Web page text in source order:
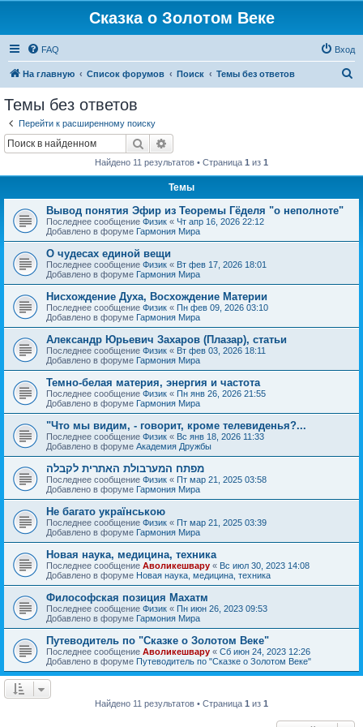
Сказка о Золотом Веке
FAQ Вход
На главную Список форумов Поиск Темы без ответов
Темы без ответов
Перейти к расширенному поиску
Поиск
Найдено 11 результатов • Страница 1 из 1
Темы
Вывод понятия Эфир из Теоремы Гёделя "о неполноте"
Последнее сообщение Физик « Чт апр 16, 2026 22:12
Добавлено в форуме Гармония Мира
О чудесах единой вещи
Последнее сообщение Физик « Вт фев 17, 2026 18:01
Добавлено в форуме Гармония Мира
Нисхождение Духа, Восхождение Материи
Последнее сообщение Физик « Пн фев 09, 2026 03:10
Добавлено в форуме Гармония Мира
Александр Юрьевич Захаров (Плазар), статьи
Последнее сообщение Физик « Вт фев 03, 2026 18:11
Добавлено в форуме Гармония Мира
Темно-белая материя, энергия и частота
Последнее сообщение Физик « Пн янв 26, 2026 21:55
Добавлено в форуме Гармония Мира
"Что мы видим, - говорит, кроме телевиденья?...
Последнее сообщение Физик « Вс янв 18, 2026 11:33
Добавлено в форуме Академия Дружбы
מפתח המערבולת האתרית לקבלה
Последнее сообщение Физик « Пт мар 21, 2025 03:58
Добавлено в форуме Гармония Мира
Не багато українською
Последнее сообщение Физик « Пт мар 21, 2025 03:39
Добавлено в форуме Гармония Мира
Новая наука, медицина, техника
Последнее сообщение Аволикешвару « Вс июл 30, 2023 14:08
Добавлено в форуме Новая наука, медицина, техника
Философская позиция Махатм
Последнее сообщение Физик « Пн июн 26, 2023 09:53
Добавлено в форуме Гармония Мира
Путеводитель по "Сказке о Золотом Веке"
Последнее сообщение Аволикешвару « Сб июн 24, 2023 12:26
Добавлено в форуме Путеводитель по "Сказке о Золотом Веке"
Найдено 11 результатов • Страница 1 из 1